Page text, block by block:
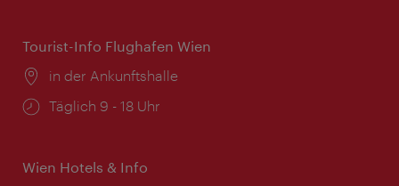
Tourist-Info Flughafen Wien
Ort:
in der Ankunftshalle
Öffnungszeiten:
Täglich 9 - 18 Uhr
Wien Hotels & Info